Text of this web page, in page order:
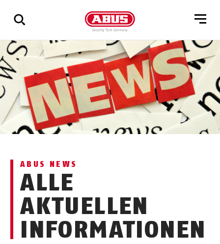
Zeige
alle
Ergebnisse
ABUS NEWS
ALLE
AKTUELLEN
INFORMATIONEN